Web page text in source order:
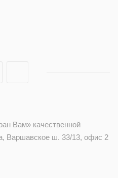
Вам» качественной
Варшавское ш. 33/13, офис 2